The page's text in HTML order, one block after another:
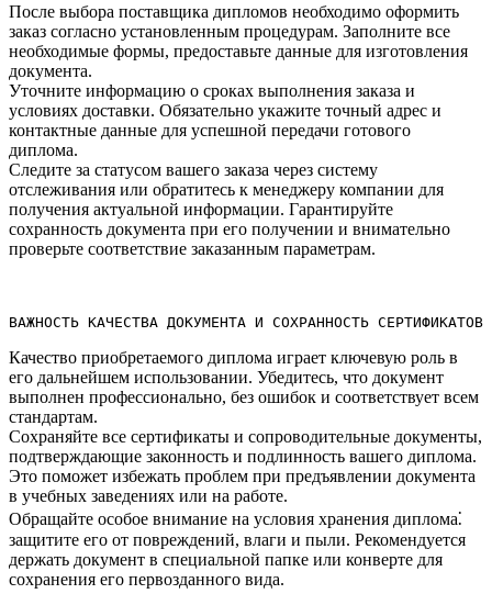
После выбора поставщика дипломов необходимо оформить
заказ согласно установленным процедурам.​ Заполните все
необходимые формы, предоставьте данные для изготовления
документа.​
Уточните информацию о сроках выполнения заказа и
условиях доставки.​ Обязательно укажите точный адрес и
контактные данные для успешной передачи готового
диплома.​
Следите за статусом вашего заказа через систему
отслеживания или обратитесь к менеджеру компании для
получения актуальной информации. Гарантируйте
сохранность документа при его получении и внимательно
проверьте соответствие заказанным параметрам.​
ВАЖНОСТЬ КАЧЕСТВА ДОКУМЕНТА И СОХРАННОСТЬ СЕРТИФИКАТОВ
Качество приобретаемого диплома играет ключевую роль в
его дальнейшем использовании. Убедитесь, что документ
выполнен профессионально, без ошибок и соответствует всем
стандартам.
Сохраняйте все сертификаты и сопроводительные документы,
подтверждающие законность и подлинность вашего диплома.​
Это поможет избежать проблем при предъявлении документа
в учебных заведениях или на работе.​
Обращайте особое внимание на условия хранения диплома⁚
защитите его от повреждений, влаги и пыли.​ Рекомендуется
держать документ в специальной папке или конверте для
сохранения его первозданного вида.​